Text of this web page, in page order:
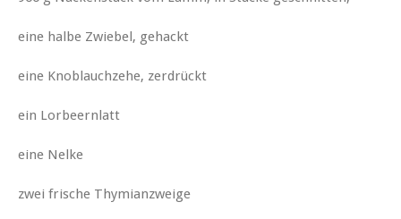
eine halbe Zwiebel, gehackt
eine Knoblauchzehe, zerdrückt
ein Lorbeernlatt
eine Nelke
zwei frische Thymianzweige